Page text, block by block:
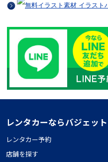
レンタカーならバジェッ
レンタカー予約
店舗を探す